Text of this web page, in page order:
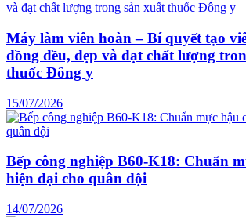
Máy làm viên hoàn – Bí quyết tạo
đồng đều, đẹp và đạt chất lượng
thuốc Đông y
15/07/2026
Bếp công nghiệp B60-K18: Chuẩn
hiện đại cho quân đội
14/07/2026